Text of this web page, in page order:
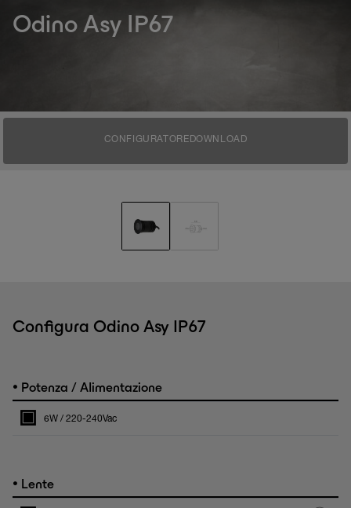
Odino Asy IP67
CONFIGURATOREDOWNLOAD
Configura Odino Asy IP67
• Potenza / Alimentazione
6W / 220-240Vac
• Lente